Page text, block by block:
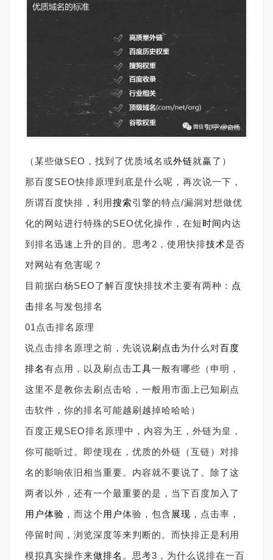
（某些做SEO，找到了优质域名或外链就赢了）
那百度SEO快排原理到底是什么呢，再次说一下，
所谓百度快排，利用搜索引擎的特点/漏洞对想做优
化的网站进行特殊的SEO优化操作，在短时间内达
到排名迅速上升的目的。思考2，使用快排技术是否
对网站有危害呢？
目前据白杨SEO了解百度快排技术主要有两种： 点
击排名与发包排名
01点击排名原理
说点击排名原理之前，先说说刷点击为什么对百度
排名有点用，以及刷点击工具一般有哪些（申明，
这里不是教你去刷点击哈，一般用市面上已知刷点
击软件，你的排名可能越刷越掉哈哈哈）
百度正规SEO排名原理中，内容为王，外链为皇，
你可能听过。即使现在，优质的外链（互链）对排
名的影响依旧相当重要。内容就不要说了。除了这
两者以外，还有一个最重要的是，当下百度加入了
用户体验 ，而这个 用户体验，包含 展现 ，点击率，
停留时间，浏览深度等来判断的。而快排正是利用
模拟真实操作来做排名 。思考3，为什么说排在一百